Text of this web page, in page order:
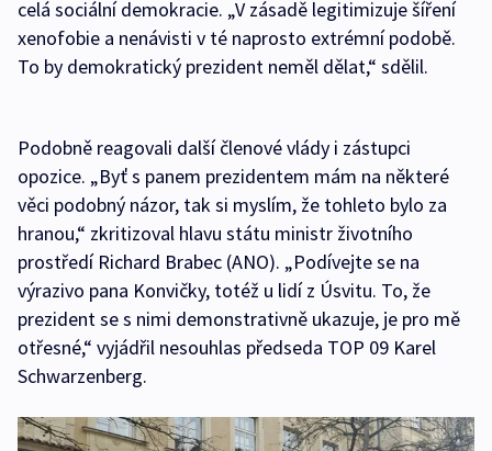
celá sociální demokracie. „V zásadě legitimizuje šíření
xenofobie a nenávisti v té naprosto extrémní podobě.
To by demokratický prezident neměl dělat,“ sdělil.
Podobně reagovali další členové vlády i zástupci
opozice. „Byť s panem prezidentem mám na některé
věci podobný názor, tak si myslím, že tohleto bylo za
hranou,“ zkritizoval hlavu státu ministr životního
prostředí Richard Brabec (ANO). „Podívejte se na
výrazivo pana Konvičky, totéž u lidí z Úsvitu. To, že
prezident se s nimi demonstrativně ukazuje, je pro mě
otřesné,“ vyjádřil nesouhlas předseda TOP 09 Karel
Schwarzenberg.